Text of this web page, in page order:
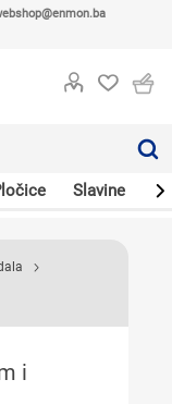
Slavine
i